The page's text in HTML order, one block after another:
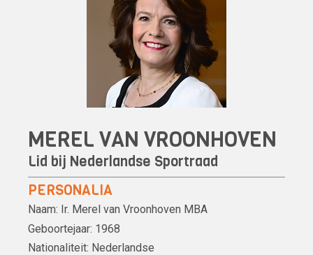
MEREL VAN VROONHOVEN
Lid bij Nederlandse Sportraad
PERSONALIA
Naam: Ir. Merel van Vroonhoven MBA
Geboortejaar: 1968
Nationaliteit: Nederlandse